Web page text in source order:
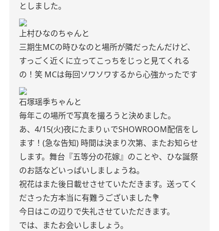
としました。
上村ひなのちゃんと
三期生MCの時ひなのと場所が隣だったんだけど、
すっごく近くに立ってこっちをじっと見てくれる
の！笑 MCは毎回ソワソワするから心強かったです
石塚瑶季ちゃんと
毎年この場所で写真を撮ろうと決めました。
あ、4/15(火)夜にたまりぃでSHOWROOM配信をし
ます！(急な告知) 時間は決まり次第、またお知らせ
します。舞台『五等分の花嫁』のことや、ひな誕祭
のお話などいっぱいしましょうね。
祝花はまた後日載せさせていただきます。送ってく
ださった方本当に有難うございました💐
今日はこの辺りで失礼させていただきます。
では、またお会いしましょう。